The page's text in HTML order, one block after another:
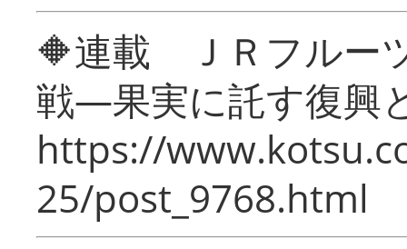
🔶連載 ＪＲフルー
戦―果実に託す復興
https://
25/post_9768.html